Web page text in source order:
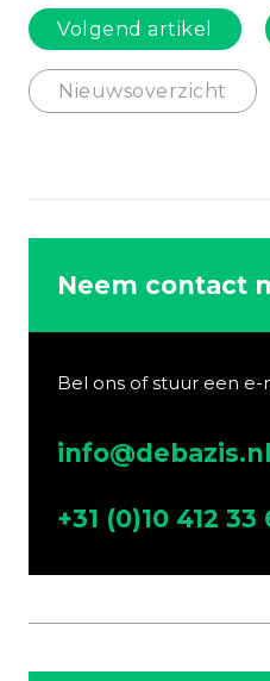
Volgend artikel
Nieuwsoverzicht
Neem contact
Bel ons of stuur een e-
info@debazis.nl
+31 (0)10 412 33